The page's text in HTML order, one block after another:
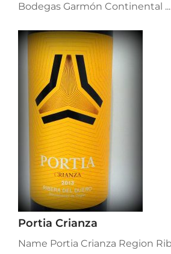
Bodegas Garmón Continental ...
Portia Crianza
Name Portia Crianza Region